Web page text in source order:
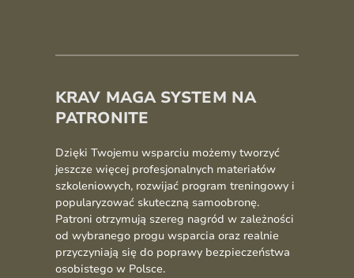
KRAV MAGA SYSTEM NA
PATRONITE
Dzięki Twojemu wsparciu możemy tworzyć
jeszcze więcej profesjonalnych materiałów
szkoleniowych, rozwijać program treningowy i
popularyzować skuteczną samoobronę.
Patroni otrzymują szereg nagród w zależności
od wybranego progu wsparcia oraz realnie
przyczyniają się do poprawy bezpieczeństwa
osobistego w Polsce.